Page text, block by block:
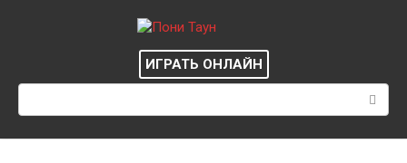
ИГРАТЬ ОНЛАЙН